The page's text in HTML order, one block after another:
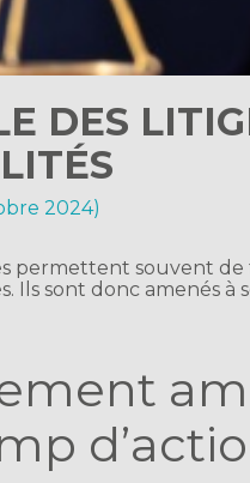
DES
2024)
permettent souvent
Ils sont donc amenés